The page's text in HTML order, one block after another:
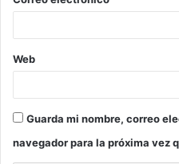
*
Web
Guarda mi nombre, correo
navegador para la próxima vez